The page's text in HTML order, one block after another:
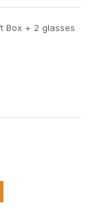
Box + 2 glasses